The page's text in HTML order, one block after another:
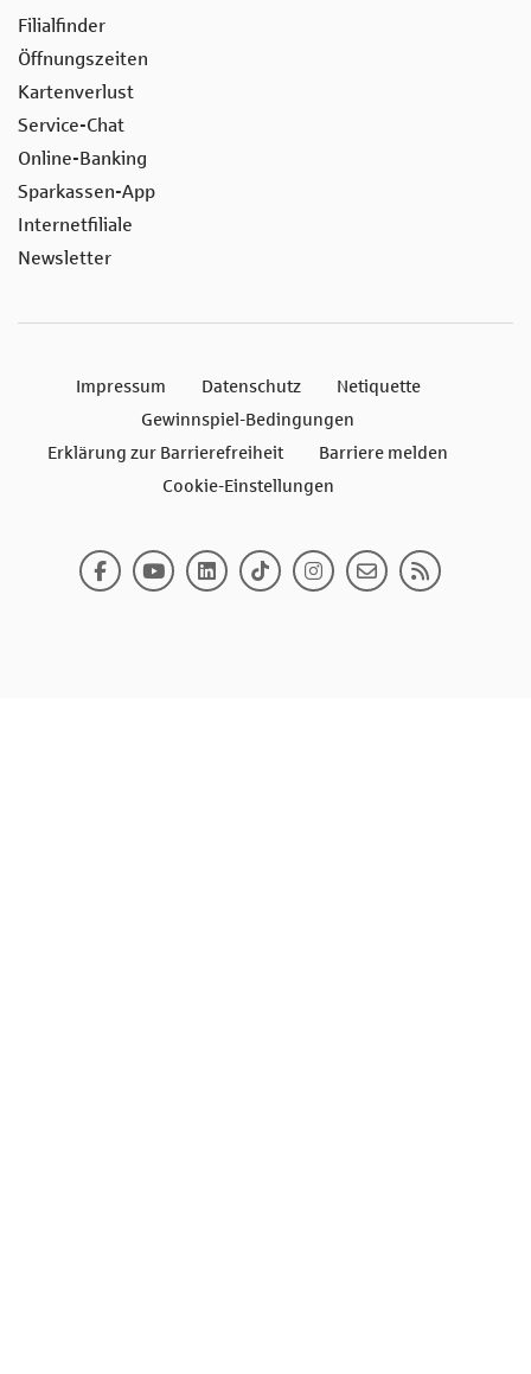
Filialfinder
Öffnungszeiten
Kartenverlust
Service-Chat
Online-Banking
Sparkassen-App
Internetfiliale
Newsletter
Impressum Datenschutz
Netiquette
Gewinnspiel-Bedingungen
Erklärung zur Barrierefreiheit
Barriere melden
Cookie-Einstellungen